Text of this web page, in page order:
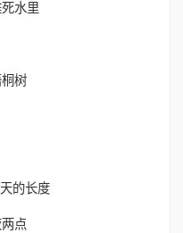
水里
树
的长度
点